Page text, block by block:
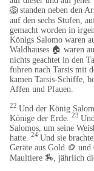
🦁 ​standen neben den
auf den sechs Stufen,
gemacht worden in
Königs Salomo waren
Waldhauses 🏠 waren
nichts geachtet in den
fuhren nach Tarsis mit
kamen Tarsis-Schiffe,
Affen und Pfauen.
22Und der König
Könige der Erde.23
Salomos, um seine
hatte.24Und sie
Geräte aus Gold 🪙
Maultiere 🏇 , jährlich